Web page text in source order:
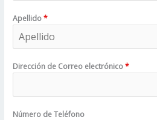
Apellido*
Dirección de Correo electrónico*
Número de Teléfono